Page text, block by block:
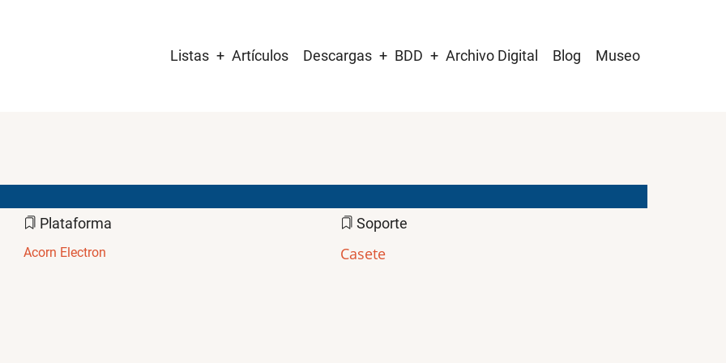
navigation
Listas Artículos Descargas BDD Archivo Digital Blog Museo
Plataforma
Acorn Electron
Soporte
Casete